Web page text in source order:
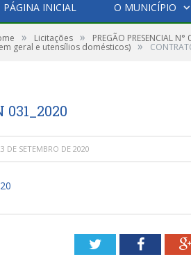
PÁGINA INICIAL O MUNICÍPIO
» Licitações » PREGÃO
geral e utensílios domésticos) »
031_2020
DE SETEMBRO DE 2020
TwitterFacebook